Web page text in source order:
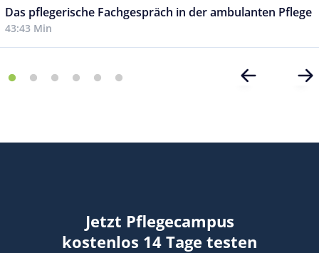
Das pflegerische Fachgespräch in der ambulanten Pflege
43:43 Min
Jetzt Pflegecampus
kostenlos 14 Tage testen